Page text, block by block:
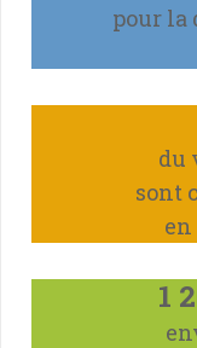
pour la
du
sont
en
1